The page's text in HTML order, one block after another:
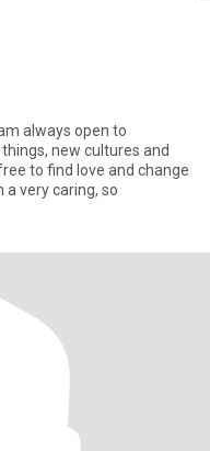
always open to
new cultures and
to find love and change
a very caring, so